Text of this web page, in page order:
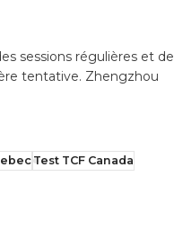
sessions régulières et de
tentative. Zhengzhou
Test TCF Canada